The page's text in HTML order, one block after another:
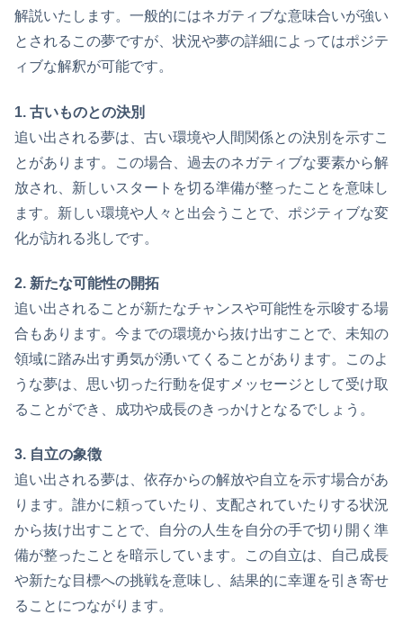
解説いたします。一般的にはネガティブな意味合いが強い
とされるこの夢ですが、状況や夢の詳細によってはポジテ
ィブな解釈が可能です。
1. 古いものとの決別
追い出される夢は、古い環境や人間関係との決別を示すこ
とがあります。この場合、過去のネガティブな要素から解
放され、新しいスタートを切る準備が整ったことを意味し
ます。新しい環境や人々と出会うことで、ポジティブな変
化が訪れる兆しです。
2. 新たな可能性の開拓
追い出されることが新たなチャンスや可能性を示唆する場
合もあります。今までの環境から抜け出すことで、未知の
領域に踏み出す勇気が湧いてくることがあります。このよ
うな夢は、思い切った行動を促すメッセージとして受け取
ることができ、成功や成長のきっかけとなるでしょう。
3. 自立の象徴
追い出される夢は、依存からの解放や自立を示す場合があ
ります。誰かに頼っていたり、支配されていたりする状況
から抜け出すことで、自分の人生を自分の手で切り開く準
備が整ったことを暗示しています。この自立は、自己成長
や新たな目標への挑戦を意味し、結果的に幸運を引き寄せ
ることにつながります。